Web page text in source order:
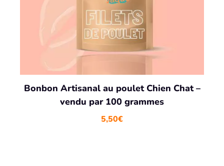
i
t
:
€
.
5
,
9
0
€
Bonbon Artisanal au poulet Chien Chat –
vendu par 100 grammes
5,50€